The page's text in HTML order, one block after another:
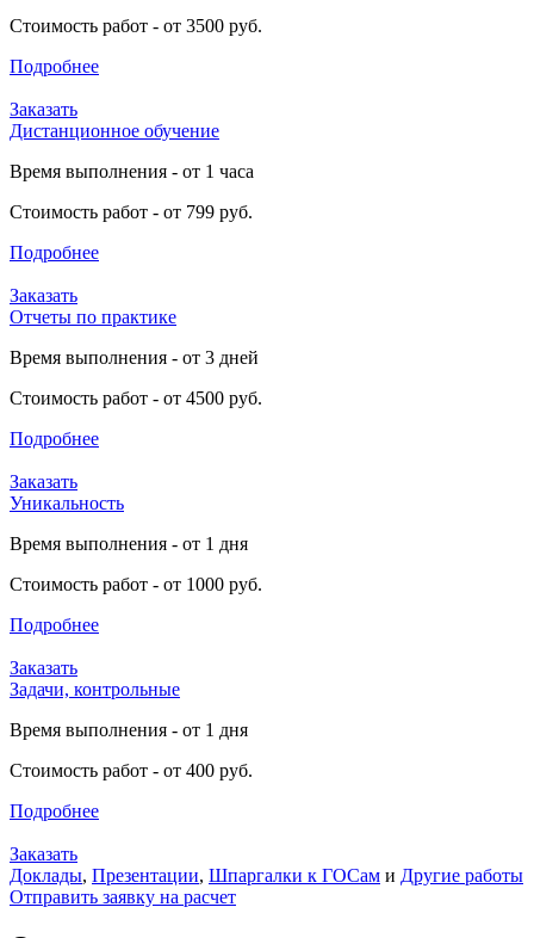
Стоимость работ - от 3500 руб.
Подробнее
Заказать
Дистанционное обучение
Время выполнения - от 1 часа
Стоимость работ - от 799 руб.
Подробнее
Заказать
Отчеты по практике
Время выполнения - от 3 дней
Стоимость работ - от 4500 руб.
Подробнее
Заказать
Уникальность
Время выполнения - от 1 дня
Стоимость работ - от 1000 руб.
Подробнее
Заказать
Задачи, контрольные
Время выполнения - от 1 дня
Стоимость работ - от 400 руб.
Подробнее
Заказать
Доклады, Презентации, Шпаргалки к ГОСам и Другие работы
Отправить заявку на расчет